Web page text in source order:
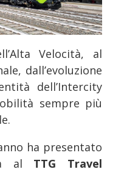
Velocità, al
dall’evoluzione
dell’Intercity
sempre più
ha presentato
al TTG Travel